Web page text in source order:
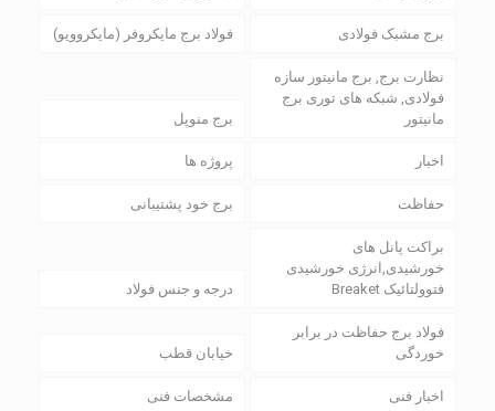
برج مشبک فولادی فولاد برج مایکروفر (مایکروویو)
نظارت برج, برج مانیتور سازه
فولادی, شبکه های توری برج
مانیتور
برج منوپل
اخبار پروژه ها
حفاظت برج خود پشتیبانی
براکت پانل های
خورشیدی,انرژی خورشیدی
فتوولتائیک Breaket
درجه و جنس فولاد
فولاد برج حفاظت در برابر
خوردگی
خیابان قطب
اخبار فنی مشخصات فنی